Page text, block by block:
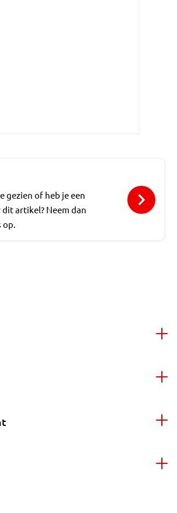
gezien of heb je een
artikel? Neem dan
op.